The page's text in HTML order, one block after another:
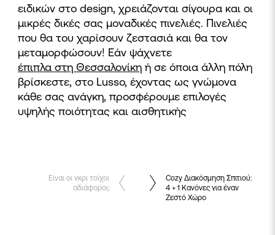
ειδικών στο design, χρειάζονται σίγουρα και οι
μικρές δικές σας μοναδικές πινελιές. Πινελιές
που θα του χαρίσουν ζεστασιά και θα τον
μεταμορφώσουν! Εάν ψάχνετε
έπιπλα στη Θεσσαλονίκη ή σε όποια άλλη πόλη
βρίσκεστε, στο Lusso, έχοντας ως γνώμονα
κάθε σας ανάγκη, προσφέρουμε επιλογές
υψηλής ποιότητας και αισθητικής
Πλοήγηση
Είναι οι γκρι τοίχοι
αδιάφοροι;
Cozy Διακόσμηση Σπιτιού:
4 + 1 Κανόνες για έναν
Ζεστό Χώρο